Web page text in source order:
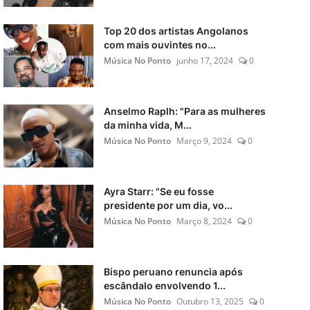
Top 20 dos artistas Angolanos
com mais ouvintes no...
Música No Ponto junho 17, 2024 0
Anselmo Raplh: "Para as mulheres
da minha vida, M...
Música No Ponto Março 9, 2024 0
Ayra Starr: "Se eu fosse
presidente por um dia, vo...
Música No Ponto Março 8, 2024 0
Bispo peruano renuncia após
escândalo envolvendo 1...
Música No Ponto Outubro 13, 2025 0